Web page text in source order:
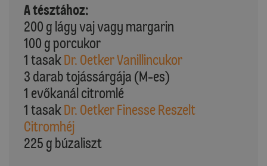
A tésztához:
200 g lágy vaj vagy margarin
100 g porcukor
1 tasak Dr. Oetker Vanillincukor
3 darab tojássárgája (M-es)
1 evőkanál citromlé
1 tasak Dr. Oetker Finesse Reszelt
Citromhéj
225 g búzaliszt